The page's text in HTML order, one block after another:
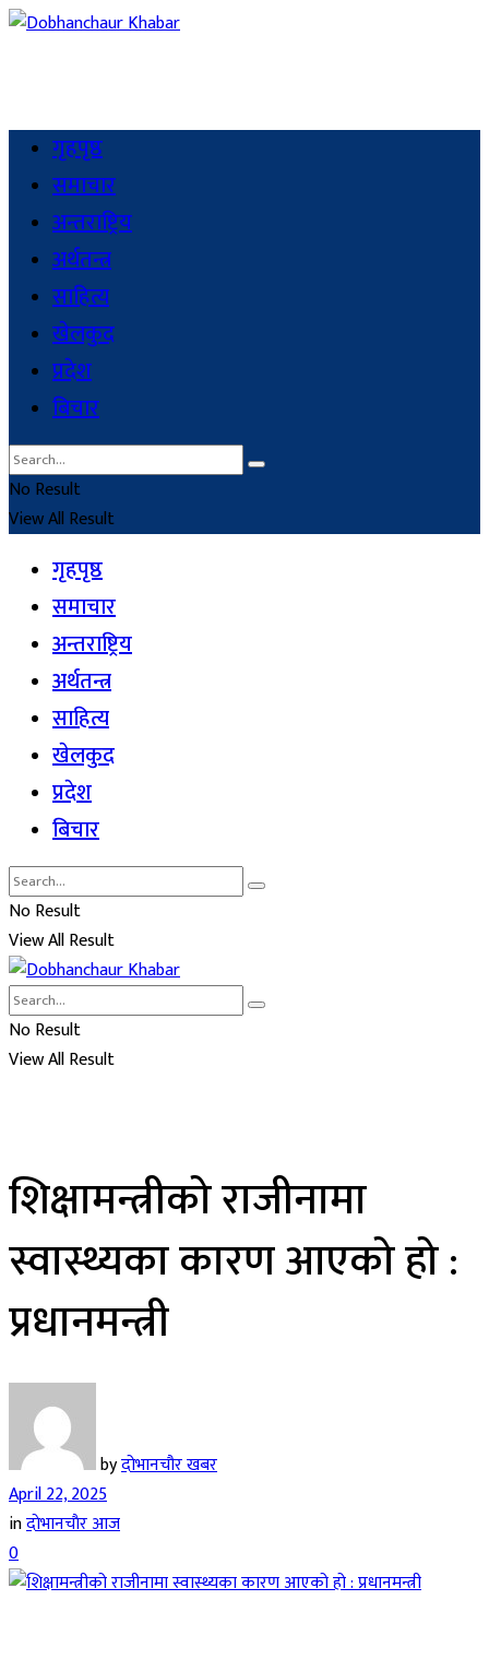
गृहपृष्ठ
समाचार
अन्तराष्ट्रिय
अर्थतन्त्र
साहित्य
खेलकुद
प्रदेश
बिचार
No Result
View All Result
गृहपृष्ठ
समाचार
अन्तराष्ट्रिय
अर्थतन्त्र
साहित्य
खेलकुद
प्रदेश
बिचार
No Result
View All Result
No Result
View All Result
शिक्षामन्त्रीको राजीनामा
स्वास्थ्यका कारण आएको हो :
प्रधानमन्त्री
byदोभानचौर खबर
April 22, 2025
inदाेभानचाैर आज
0